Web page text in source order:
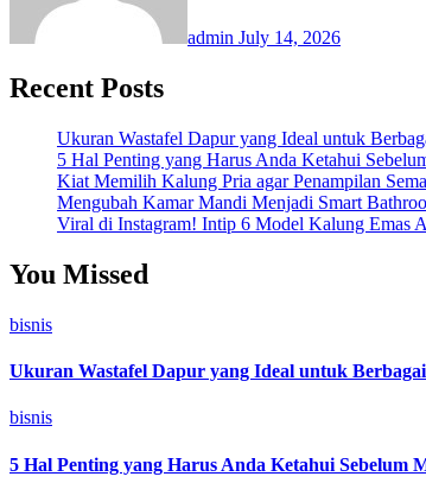
admin July 14, 2026
Recent Posts
Ukuran Wastafel Dapur yang Ideal untuk
5 Hal Penting yang Harus Anda Ketahui
Kiat Memilih Kalung Pria agar Penampilan
Mengubah Kamar Mandi Menjadi Smart
Viral di Instagram! Intip 6 Model Kalung Emas
You Missed
bisnis
Ukuran Wastafel Dapur yang Ideal untuk
bisnis
5 Hal Penting yang Harus Anda Ketahui Sebelum